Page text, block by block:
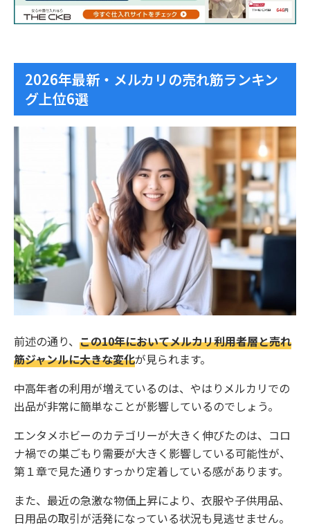
2026年最新・メルカリの売れ筋ランキン
グ上位6選
前述の通り、 この10年においてメルカリ利用者層と売れ
筋ジャンルに大きな変化が見られます。
中高年者の利用が増えているのは、やはりメルカリでの
出品が非常に簡単なことが影響しているのでしょう。
エンタメホビーのカテゴリーが大きく伸びたのは、コロ
ナ禍での巣ごもり需要が大きく影響している可能性が、
第１章で見た通りすっかり定着している感があります。
また、最近の急激な物価上昇により、衣服や子供用品、
日用品の取引が活発になっている状況も見逃せません。